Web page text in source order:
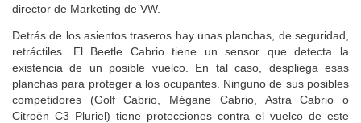
director de Marketing de VW.
Detrás de los asientos traseros hay unas planchas, de seguridad,
retráctiles. El Beetle Cabrio tiene un sensor que detecta la
existencia de un posible vuelco. En tal caso, despliega esas
planchas para proteger a los ocupantes. Ninguno de sus posibles
competidores (Golf Cabrio, Mégane Cabrio, Astra Cabrio o
Citroën C3 Pluriel) tiene protecciones contra el vuelco de este